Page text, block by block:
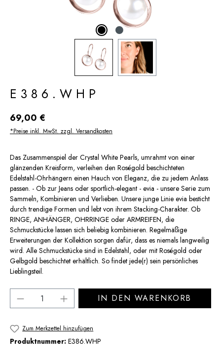
E386.WHP
Regulärer Preis:
69,00 €
*Preise inkl. MwSt. zzgl. Versandkosten
Das Zusammenspiel der Crystal White Pearls, umrahmt von einer
glänzenden Kreisform, verleihen den Roségold beschichteten
Edelstahl-Ohrhängern einen Hauch von Eleganz, die zu jedem Anlass
passen. - Ob zur Jeans oder sportlich-elegant - evia - unsere Serie zum
Sammeln, Kombinieren und Verlieben. Unsere junge Linie evia besticht
durch trendige Formen und lebt von ihrem Stacking-Charakter. Ob
RINGE, ANHÄNGER, OHRRINGE oder ARMREIFEN, die
Schmuckstücke lassen sich beliebig kombinieren. Regelmäßige
Erweiterungen der Kollektion sorgen dafür, dass es niemals langweilig
wird. Alle Schmuckstücke sind in Edelstahl, oder mit Roségold oder
Gelbgold beschichtet erhältlich. So findet jede(r) sein persönliches
Lieblingsteil.
Produkt Anzahl: Gib den gewünschten
IN DEN WARENKORB
Zum Merkzettel hinzufügen
Produktnummer: E386.WHP